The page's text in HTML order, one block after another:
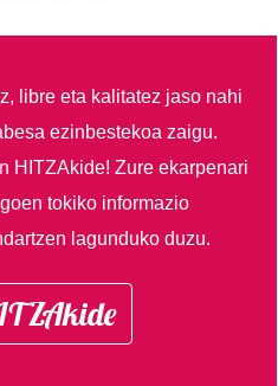
libre eta kalitatez jaso nahi
ezinbestekoa zaigu.
HITZAkide!Zure ekarpenari
tokiko informazio
lagunduko duzu.